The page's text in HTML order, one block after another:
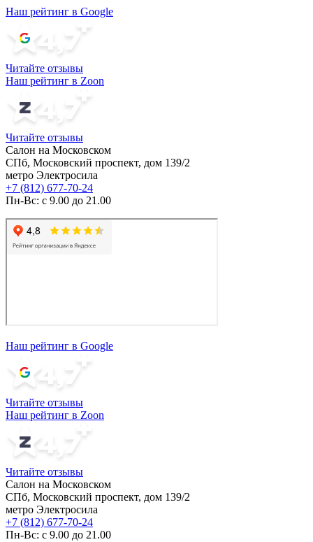
Наш рейтинг в Google
Читайте отзывы
Наш рейтинг в Zoon
Читайте отзывы
Салон на Московском
СПб, Московский проспект, дом 139/2
метро Электросила
+7 (812) 677-70-24
Пн-Вс: с 9.00 до 21.00
Наш рейтинг в Google
Читайте отзывы
Наш рейтинг в Zoon
Читайте отзывы
Салон на Московском
СПб, Московский проспект, дом 139/2
метро Электросила
+7 (812) 677-70-24
Пн-Вс: с 9.00 до 21.00